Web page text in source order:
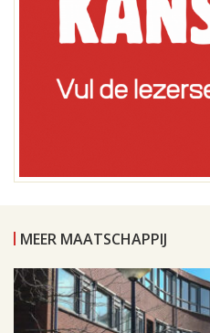
MEER MAATSCHAPPIJ